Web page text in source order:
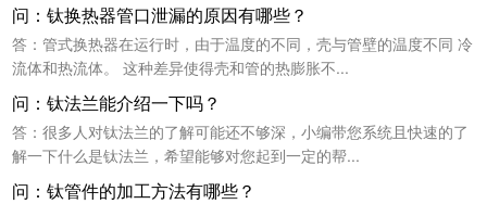
问：钛换热器管口泄漏的原因有哪些？
答：管式换热器在运行时，由于温度的不同，壳与管壁的温度不同 冷
流体和热流体。 这种差异使得壳和管的热膨胀不...
问：钛法兰能介绍一下吗？
答：很多人对钛法兰的了解可能还不够深，小编带您系统且快速的了
解一下什么是钛法兰，希望能够对您起到一定的帮...
问：钛管件的加工方法有哪些？